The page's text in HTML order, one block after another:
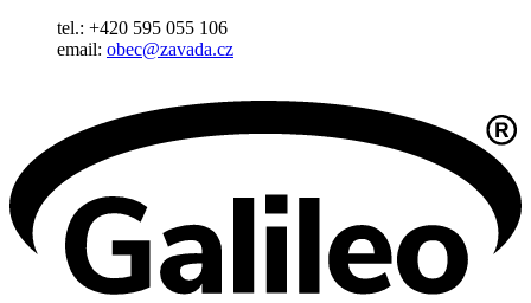
tel.: +420 595 055 106
email: obec@zavada.cz